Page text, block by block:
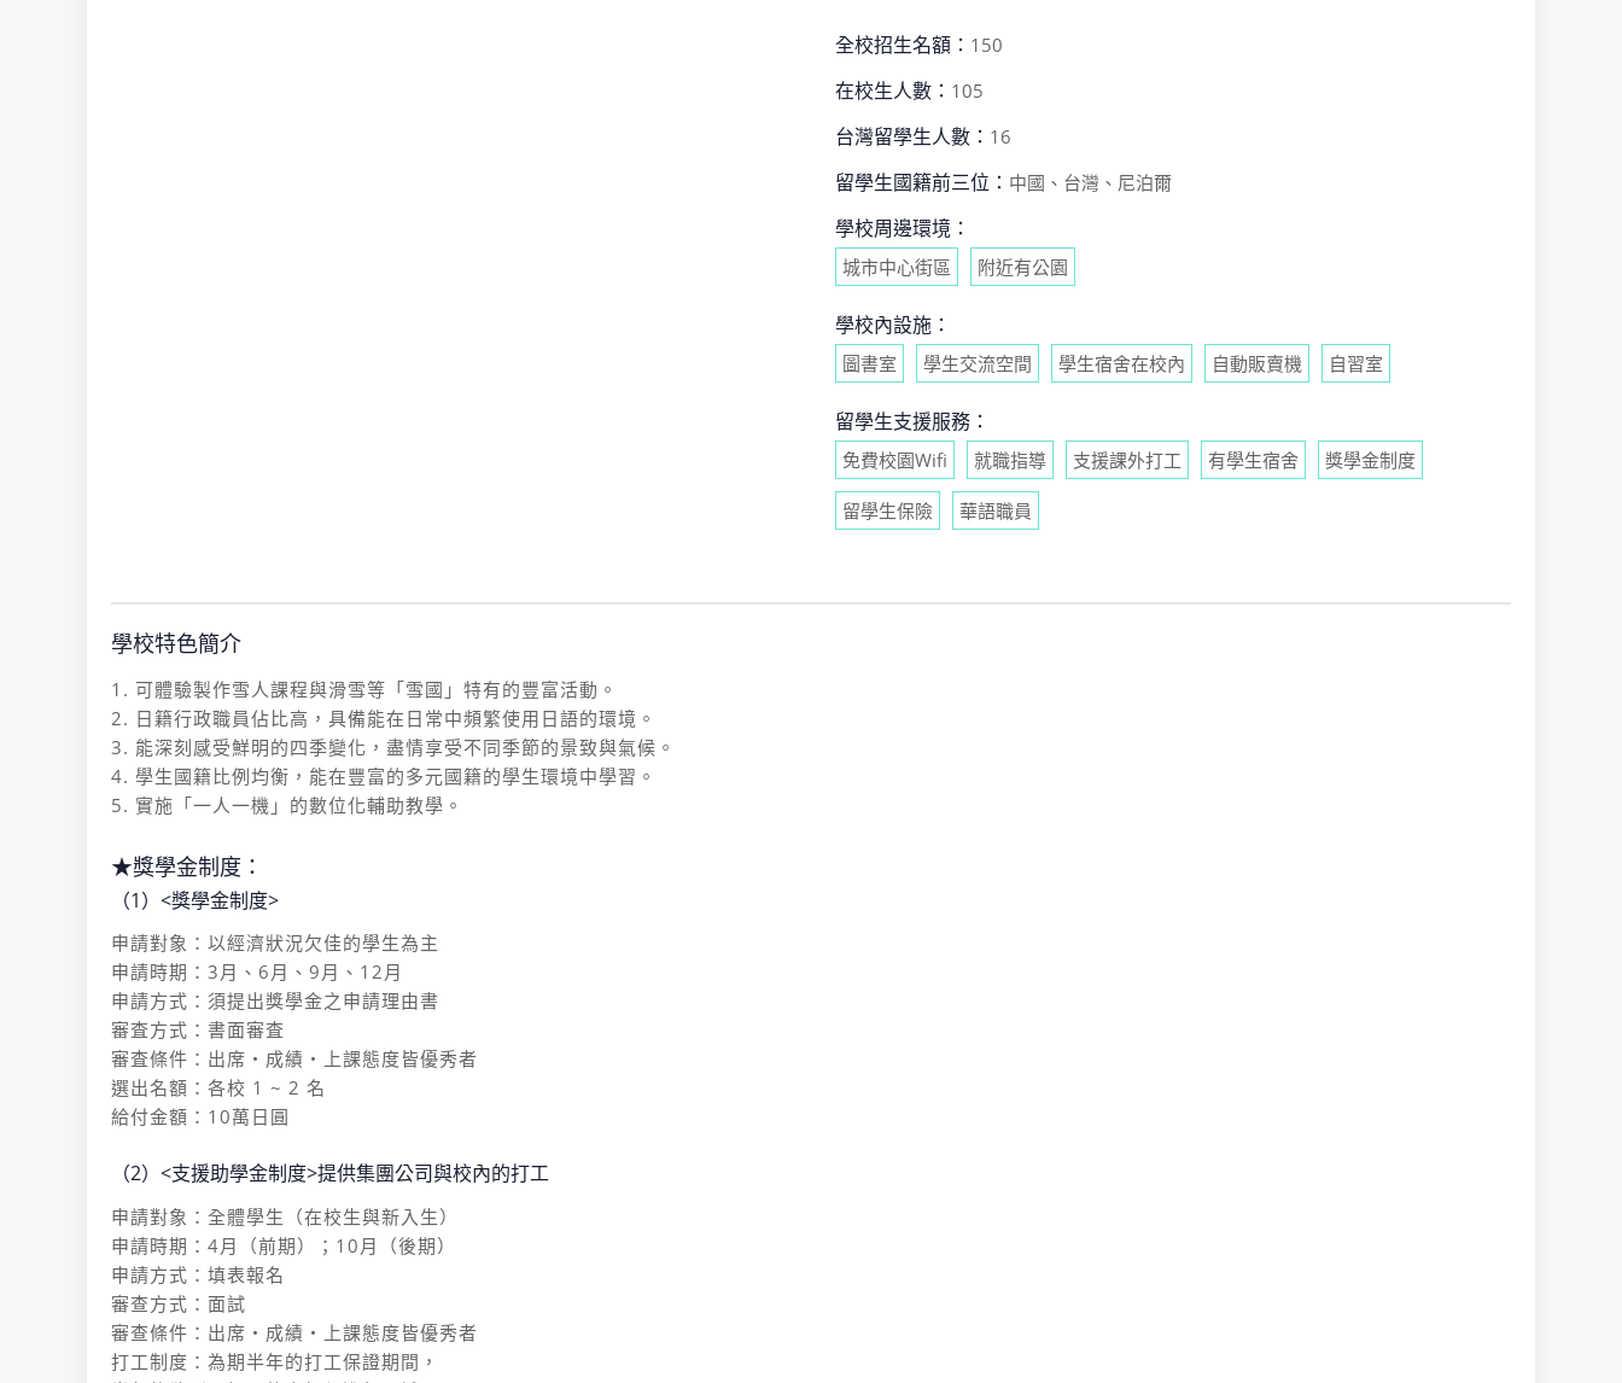
全校招生名額： 150
在校生人數： 105
台灣留學生人數： 16
留學生國籍前三位： 中國、台灣、尼泊爾
學校周邊環境：
城市中心街區 附近有公園
學校內設施：
圖書室 學生交流空間 學生宿舍在校內 自動販賣機 自習室
留學生支援服務：
免費校園Wifi 就職指導 支援課外打工 有學生宿舍 獎學金制度
留學生保險 華語職員
學校特色簡介
1. 可體驗製作雪人課程與滑雪等「雪國」特有的豐富活動。
2. 日籍行政職員佔比高，具備能在日常中頻繁使用日語的環境。
3. 能深刻感受鮮明的四季變化，盡情享受不同季節的景致與氣候。
4. 學生國籍比例均衡，能在豐富的多元國籍的學生環境中學習。
5. 實施「一人一機」的數位化輔助教學。
★獎學金制度：
（1）<獎學金制度>
申請對象：以經濟狀況欠佳的學生為主
申請時期：3月、6月、9月、12月
申請方式：須提出獎學金之申請理由書
審査方式：書面審査
審査條件：出席・成績・上課態度皆優秀者
選出名額：各校 1 ~ 2 名
給付金額：10萬日圓
（2）<支援助學金制度>提供集團公司與校內的打工
申請對象：全體學生（在校生與新入生）
申請時期：4月（前期）；10月（後期）
申請方式：填表報名
審查方式：面試
審查條件：出席・成績・上課態度皆優秀者
打工制度：為期半年的打工保證期間，